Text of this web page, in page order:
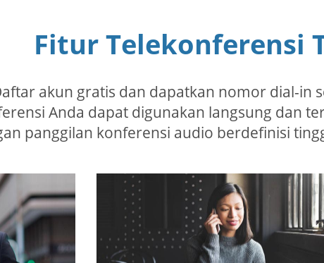
Fitur Telekonferensi
akun gratis dan dapatkan nomor dial-in
Anda dapat digunakan langsung dan
panggilan konferensi audio berdefinisi